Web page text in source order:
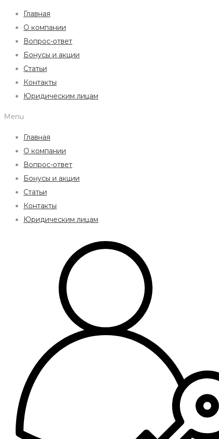
Главная
О компании
Вопрос-ответ
Бонусы и акции
Статьи
Контакты
Юридическим лицам
Menu
Главная
О компании
Вопрос-ответ
Бонусы и акции
Статьи
Контакты
Юридическим лицам